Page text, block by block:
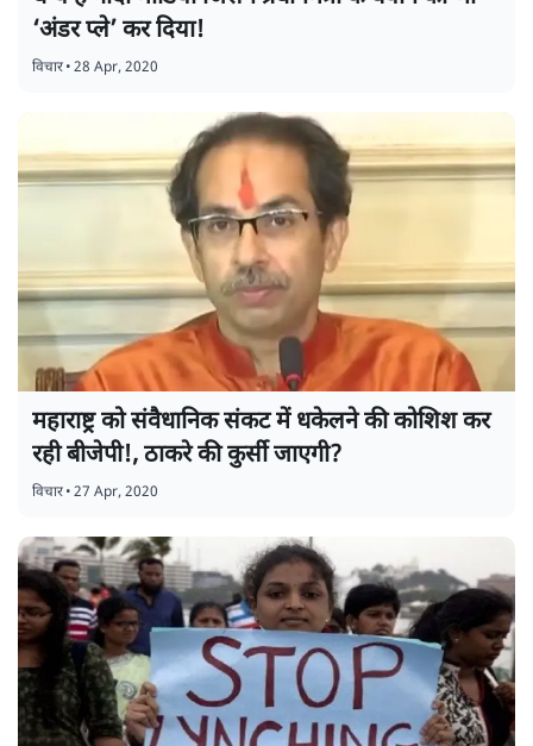
‘अंडर प्ले’ कर दिया!
विचार•28 Apr, 2020
महाराष्ट्र को संवैधानिक संकट में धकेलने की कोशिश कर
रही बीजेपी!, ठाकरे की कुर्सी जाएगी?
विचार•27 Apr, 2020